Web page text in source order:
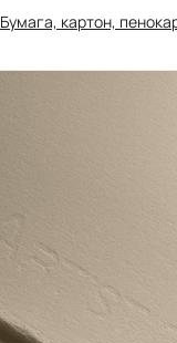
Бумага, картон,